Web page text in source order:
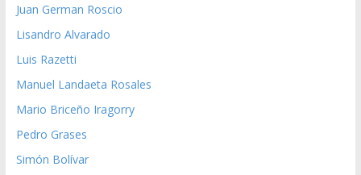
Juan German Roscio
Lisandro Alvarado
Luis Razetti
Manuel Landaeta Rosales
Mario Briceño Iragorry
Pedro Grases
Simón Bolívar